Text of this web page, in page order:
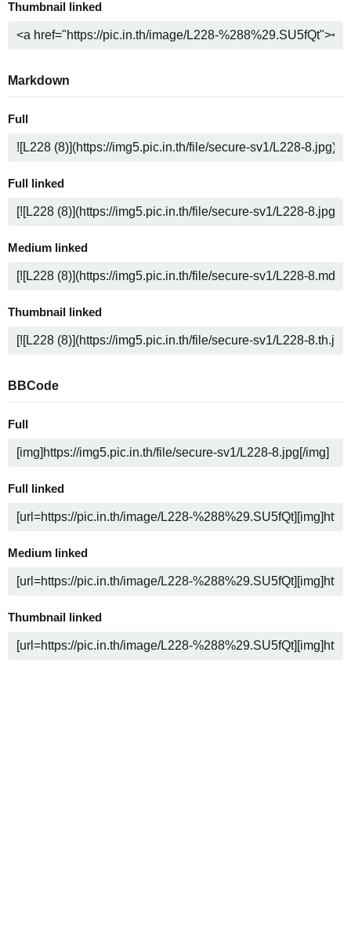
Thumbnail linked
Markdown
Full
Full linked
Medium linked
Thumbnail linked
BBCode
Full
Full linked
Medium linked
Thumbnail linked